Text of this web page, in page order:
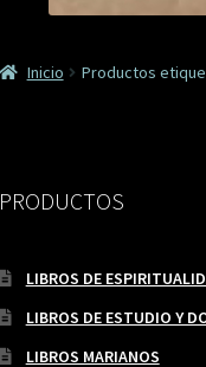
Inicio Productos
PRODUCTOS
LIBROS DE
LIBROS DE ESTUDIO Y
LIBROS MARIANOS